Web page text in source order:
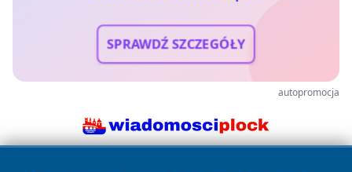
SPRAWDŹ SZCZEGÓŁY
autopromocja